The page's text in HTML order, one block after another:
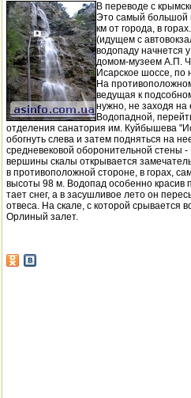
В переводе с
Это самый большой
км от города, в
(идущем с
водопаду начнется
домом-музеем А.П.
Исарское шоссе, по
На
ведущая к
нужно, не заходя на
Водопадной,
отделения санатория им. Куйбышева
обогнуть слева и затем подняться на
средневековой оборонительной стены
вершины скалы открывается
в противоположной стороне, в горах,
высоты 98 м. Водопад особенно красив
тает снег, а в засушливое лето он
отвеса. На скале, с которой срывается
Орлиный залет.